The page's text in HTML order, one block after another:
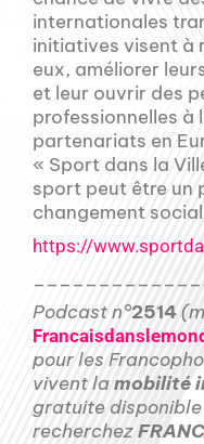
internationales
initiatives visent à
eux, améliorer
et leur ouvrir des
professionnelles à
partenariats en
« Sport dans la
sport peut être un
changement
https://
Podcast n°2514
pour les
vivent lamobilité
gratuite
recherchez